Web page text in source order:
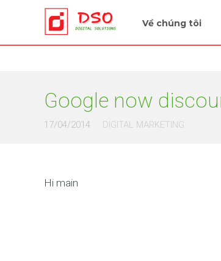
Tiếp sức cùng doanh nghiệp
Về chúng tôi
Google now
17/04/2014 DIGITAL MARKETING
Hi main